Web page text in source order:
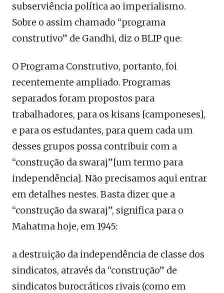
subserviência política ao imperialismo.
Sobre o assim chamado “programa
construtivo” de Gandhi, diz o BLIP que:
O Programa Construtivo, portanto, foi
recentemente ampliado. Programas
separados foram propostos para
trabalhadores, para os kisans [camponeses],
e para os estudantes, para quem cada um
desses grupos possa contribuir com a
“construção da swaraj”[um termo para
independência]. Não precisamos aqui entrar
em detalhes nestes. Basta dizer que a
“construção da swaraj”, significa para o
Mahatma hoje, em 1945:
a destruição da independência de classe dos
sindicatos, através da “construção” de
sindicatos burocráticos rivais (como em